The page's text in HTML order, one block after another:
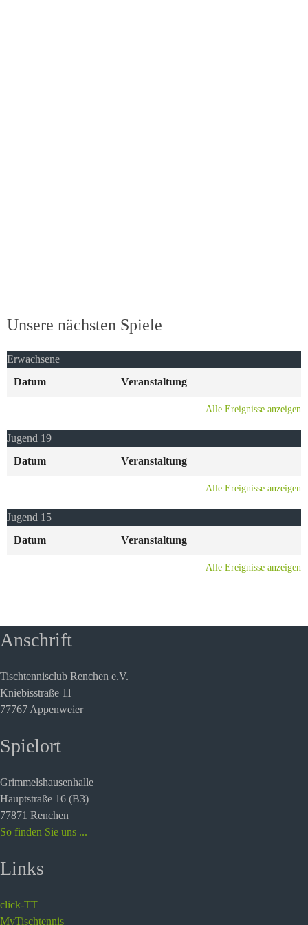
Unsere nächsten Spiele
Erwachsene
Datum
Veranstaltung
Alle Ereignisse anzeigen
Jugend 19
Datum
Veranstaltung
Alle Ereignisse anzeigen
Jugend 15
Datum
Veranstaltung
Alle Ereignisse anzeigen
Anschrift
Tischtennisclub Renchen e.V.
Kniebisstraße 11
77767 Appenweier
Spielort
Grimmelshausenhalle
Hauptstraße 16 (B3)
77871 Renchen
So finden Sie uns ...
Links
click-TT
MyTischtennis